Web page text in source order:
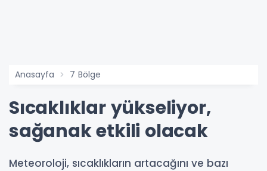
Anasayfa 7 Bölge
Sıcaklıklar yükseliyor,
sağanak etkili olacak
Meteoroloji, sıcaklıkların artacağını ve bazı